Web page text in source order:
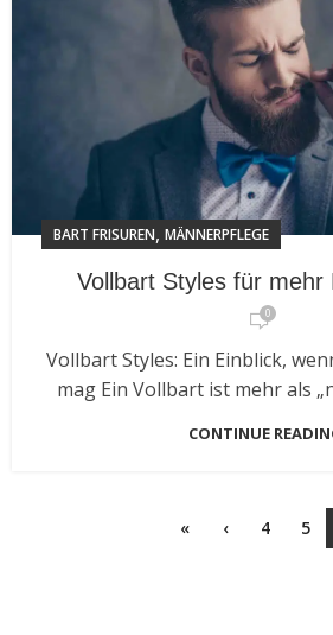
BART FRISUREN, MÄNNERPFLEGE
Vollbart Styles für mehr
0
Vollbart Styles: Ein Einblick,
mag Ein Vollbart ist mehr als
CONTINUE
« ‹ 4 5